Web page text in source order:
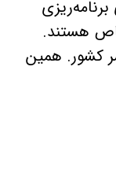
هستند.
کشور. همین